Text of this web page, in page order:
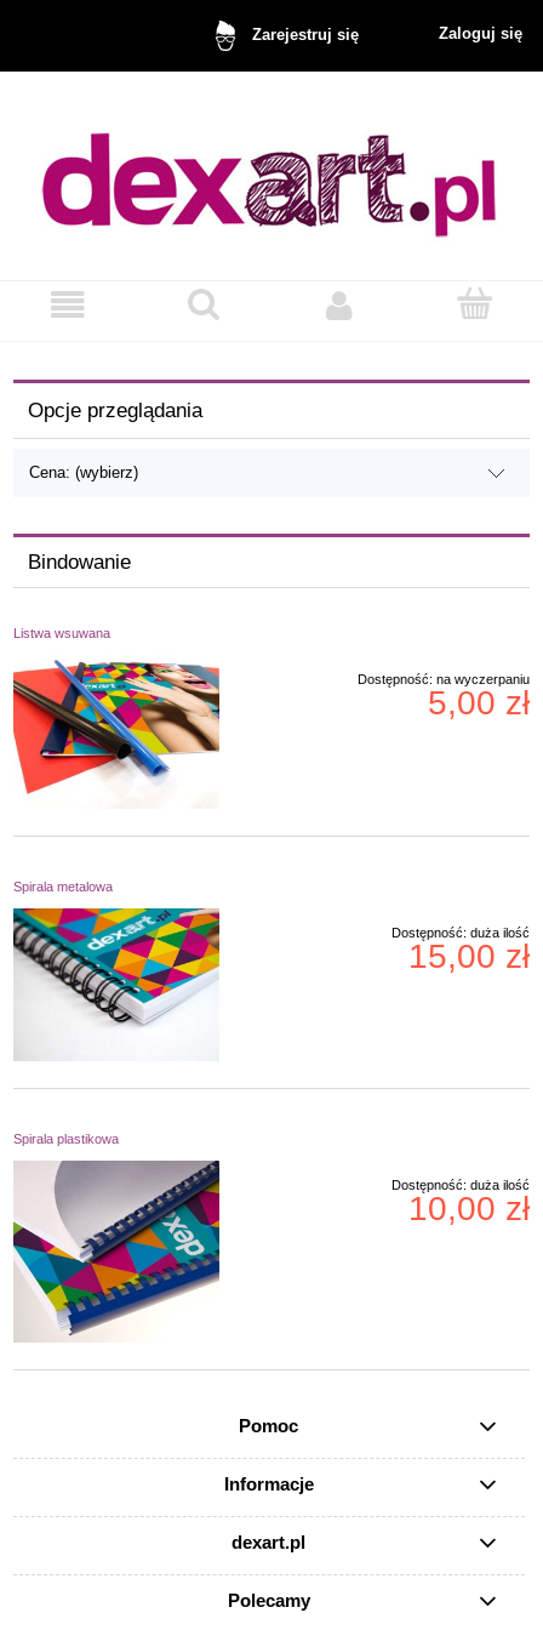
Zarejestruj się Zaloguj się
Opcje przeglądania
Cena: (wybierz)
Bindowanie
Listwa wsuwana
Dostępność: na wyczerpaniu
5,00 zł
Spirala metalowa
Dostępność: duża ilość
15,00 zł
Spirala plastikowa
Dostępność: duża ilość
10,00 zł
Pomoc
Informacje
dexart.pl
Polecamy